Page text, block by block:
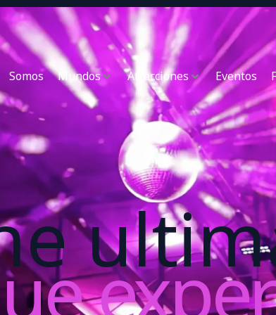
Somos Mundos Atracciones Eventos